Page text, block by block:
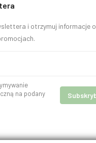
i otrzymuj informacje o
na podany